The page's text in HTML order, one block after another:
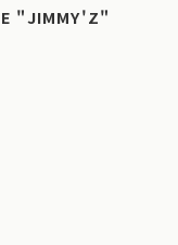
"JIMMY'Z"